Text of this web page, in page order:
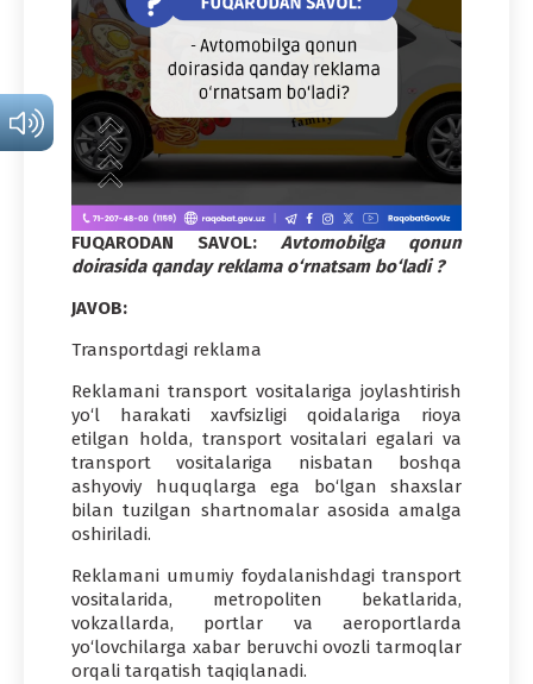
FUQARODAN SAVOL: Avtomobilga qonun
doirasida qanday reklama o‘rnatsam bo‘ladi ?
JAVOB:
Transportdagi reklama
Reklamani transport vositalariga joylashtirish
yo‘l harakati xavfsizligi qoidalariga rioya
etilgan holda, transport vositalari egalari va
transport vositalariga nisbatan boshqa
ashyoviy huquqlarga ega bo‘lgan shaxslar
bilan tuzilgan shartnomalar asosida amalga
oshiriladi.
Reklamani umumiy foydalanishdagi transport
vositalarida, metropoliten bekatlarida,
vokzallarda, portlar va aeroportlarda
yo‘lovchilarga xabar beruvchi ovozli tarmoqlar
orqali tarqatish taqiqlanadi.